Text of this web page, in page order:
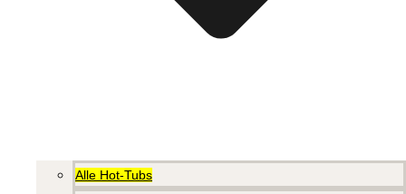
Alle Hot-Tubs